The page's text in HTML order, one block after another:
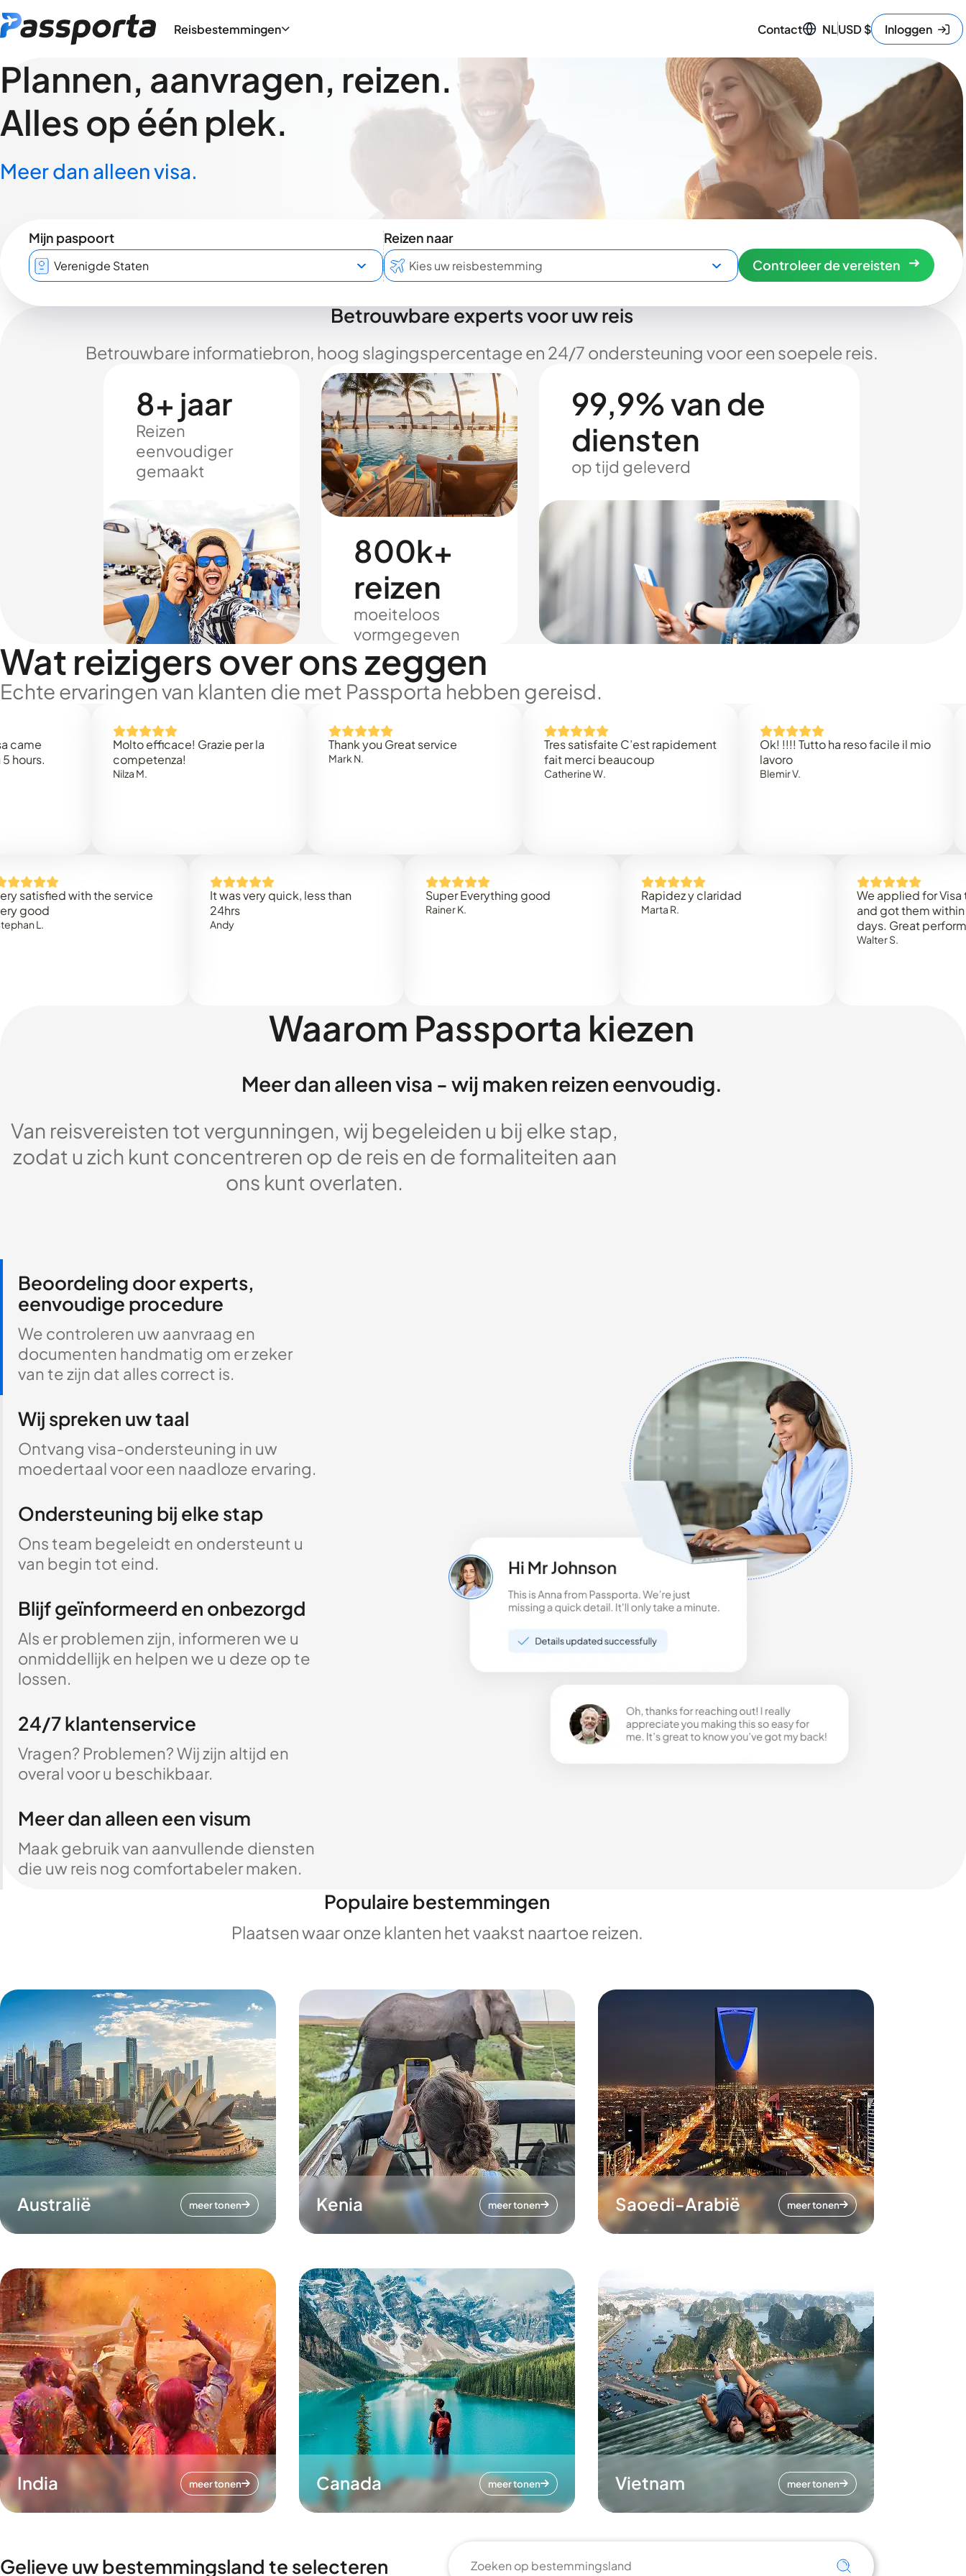
Reisbestemmingen Contact NLUSD$ Inloggen
Plannen, aanvragen, reizen.
Alles op één plek.
Meer dan alleen visa.
Mijn paspoort
Reizen naar
Controleer de vereisten
Betrouwbare experts voor uw reis
Betrouwbare informatiebron, hoog slagingspercentage en 24/7 ondersteuning voor een soepele reis.
8+ jaar
Reizen
eenvoudiger
gemaakt
800k+
reizen
moeiteloos
vormgegeven
99,9% van de
diensten
op tijd geleverd
Wat reizigers over ons zeggen
Echte ervaringen van klanten die met Passporta hebben gereisd.
Molto efficace! Grazie per la
competenza!
Thank you Great service
Tres satisfaite C’est rapidement
fait merci beaucoup
Catherine W.
Ok! !!!! Tutto ha reso facile il mio
with the service
It was very quick, less than
Super Everything good Rapidez y claridad
We applied for Visa to
and got them within 3
days. Great performance!
Waarom Passporta kiezen
Meer dan alleen visa - wij maken reizen eenvoudig.
Van reisvereisten tot vergunningen, wij begeleiden u bij elke stap,
zodat u zich kunt concentreren op de reis en de formaliteiten aan
ons kunt overlaten.
Beoordeling door experts,
eenvoudige procedure
We controleren uw aanvraag en
documenten handmatig om er zeker
van te zijn dat alles correct is.
Wij spreken uw taal
Ontvang visa-ondersteuning in uw
moedertaal voor een naadloze ervaring.
Ondersteuning bij elke stap
Ons team begeleidt en ondersteunt u
van begin tot eind.
Blijf geïnformeerd en onbezorgd
Als er problemen zijn, informeren we u
onmiddellijk en helpen we u deze op te
lossen.
24/7 klantenservice
Vragen? Problemen? Wij zijn altijd en
overal voor u beschikbaar.
Meer dan alleen een visum
Maak gebruik van aanvullende diensten
die uw reis nog comfortabeler maken.
Populaire bestemmingen
Plaatsen waar onze klanten het vaakst naartoe reizen.
Australië meer tonen Kenia meer tonen Saoedi-Arabië meer tonen
India meer tonen Canada meer tonen Vietnam meer tonen
Gelieve uw bestemmingsland te selecteren